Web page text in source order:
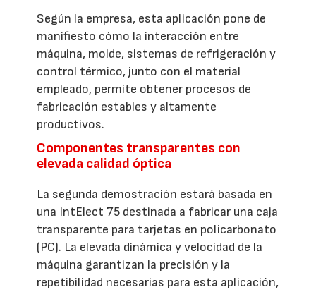
Según la empresa, esta aplicación pone de
manifiesto cómo la interacción entre
máquina, molde, sistemas de refrigeración y
control térmico, junto con el material
empleado, permite obtener procesos de
fabricación estables y altamente
productivos.
Componentes transparentes con
elevada calidad óptica
La segunda demostración estará basada en
una IntElect 75 destinada a fabricar una caja
transparente para tarjetas en policarbonato
(PC). La elevada dinámica y velocidad de la
máquina garantizan la precisión y la
repetibilidad necesarias para esta aplicación,